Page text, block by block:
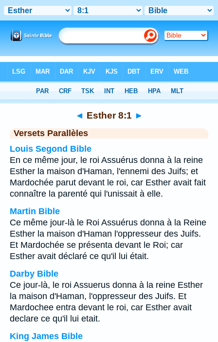
Chapitre 8> Verset 1
◄ Esther 8:1 ►
Versets Parallèles
Louis Segond Bible
En ce même jour, le roi Assuérus donna à la reine
Esther la maison d'Haman, l'ennemi des Juifs; et
Mardochée parut devant le roi, car Esther avait fait
connaître la parenté qui l'unissait à elle.
Martin Bible
Ce même jour-là le Roi Assuérus donna à la Reine
Esther la maison d'Haman l'oppresseur des Juifs.
Et Mardochée se présenta devant le Roi; car
Esther avait déclaré ce qu'il lui était.
Darby Bible
Ce jour-là, le roi Assuerus donna à la reine Esther
la maison d'Haman, l'oppresseur des Juifs. Et
Mardochee entra devant le roi, car Esther avait
declare ce qu'il lui etait.
King James Bible